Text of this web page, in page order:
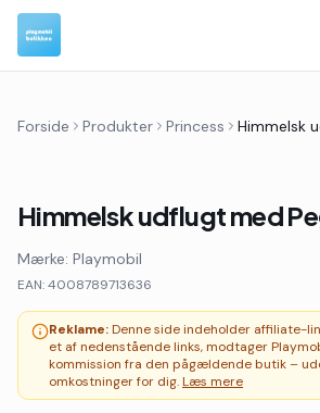
Forside Produkter Princess
Himmelsk udflugt med
Mærke: Playmobil
EAN:4008789713636
Reklame:Denne side indeholder affiliate-
et af nedenstående links, modtager
kommission fra den pågældende butik –
omkostninger for dig.Læs mere